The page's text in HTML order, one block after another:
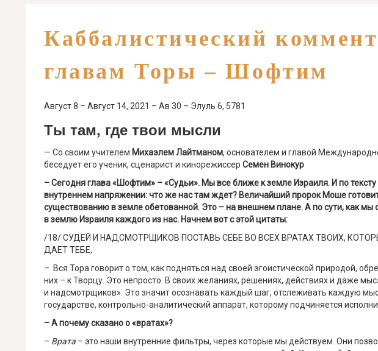
Каббалистический
главам Торы – Шофтим
Август 8 – Август 14, 2021 – Ав 30 – Элуль 6, 5781
Ты там, где твои мысли
— Со своим учителем Михаэлем Лайтманом, основателем и главой
беседует его ученик, сценарист и кинорежиссер Семен Винокур
– Сегодня глава «Шофтим» – «Судьи». Мы все ближе к земле Израиля. И по
внутреннем напряжении: что же нас там ждет? Величайший пророк Моше
существованию в земле обетованной. Это – на внешнем плане. А по сути, как мы
в землю Израиля каждого из нас. Начнем вот с этой цитаты:
/18/ СУДЕЙ И НАДСМОТРЩИКОВ ПОСТАВЬ СЕБЕ ВО ВСЕХ ВРАТАХ ТВОИХ,
ДАЕТ ТЕБЕ,
– Вся Тора говорит о том, как подняться над своей эгоистической природой,
них – к Творцу. Это непросто. В своих желаниях, решениях, действиях и даже
и надсмотрщиков». Это значит осознавать каждый шаг, отслеживать каждую
государстве, контрольно-аналитический аппарат, которому подчиняется
– А почему сказано о «вратах»?
– Врата – это наши внутренние фильтры, через которые мы действуем. Они